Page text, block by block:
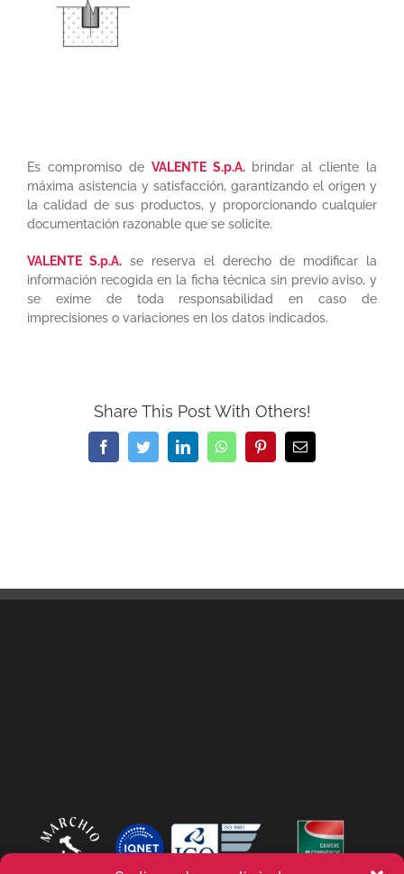
Es compromiso de VALENTE S.p.A.brindar al cliente la
máxima asistencia y satisfacción, garantizando el origen y
la calidad de sus productos, y proporcionando cualquier
documentación razonable que se solicite.
VALENTE S.p.A. se reserva el derecho de modificar la
información recogida en la ficha técnica sin previo aviso, y
se exime de toda responsabilidad en caso de
imprecisiones o variaciones en los datos indicados.
Share This Post With Others!
FacebookTwitterLinkedInWhatsAppPinterestEmail